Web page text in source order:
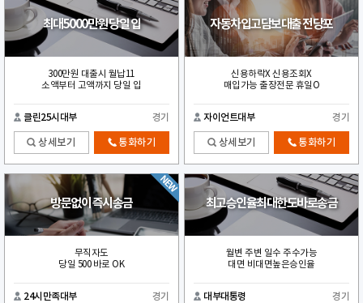
최대5000만원 당일 입
300만원 대출시 월납11
소액부터 고액까지 당일 입
클린25시대부 경기
상세보기 통화하기
자동차입고담보대출 전당포
신용하락X 신용조회X
매입가능 출장전문 휴일O
자이언트대부 경기
상세보기 통화하기
방문없이 즉시송금
무직자도
당일 500 바로 OK
24시만족대부 경기
최고승인율최대한도바로송금
월변 주변 일수 주수가능
대면 비대면높은승인율
대부대통령 경기